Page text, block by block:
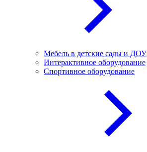
Мебель в детские сады и ДОУ
Интерактивное оборудование
Спортивное оборудование